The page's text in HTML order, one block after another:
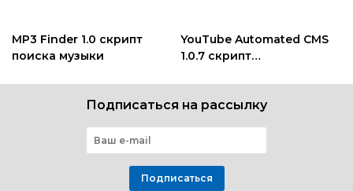
MP3 Finder 1.0 скрипт
поиска музыки
YouTube Automated CMS
1.0.7 скрипт
Подписаться на рассылку
Подписаться